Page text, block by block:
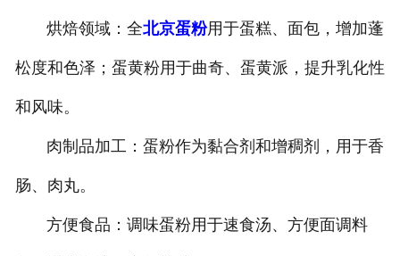
烘焙领域：全北京蛋粉用于蛋糕、面包，增加蓬
松度和色泽；蛋黄粉用于曲奇、蛋黄派，提升乳化性
和风味。
肉制品加工：蛋粉作为黏合剂和增稠剂，用于香
肠、肉丸。
方便食品：调味蛋粉用于速食汤、方便面调料